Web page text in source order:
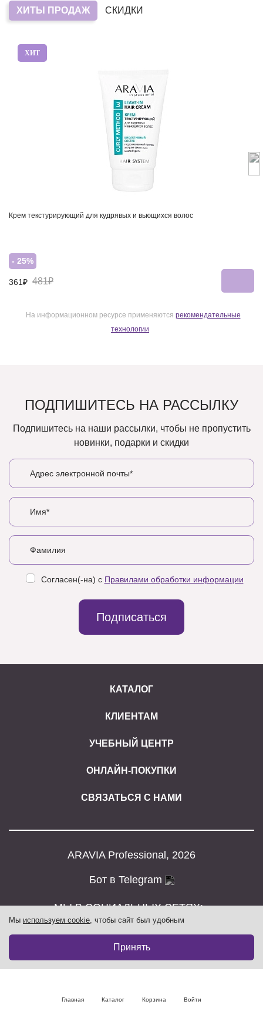
ХИТЫ ПРОДАЖ СКИДКИ
ХИТ
Крем текстурирующий для кудрявых и вьющихся волос
- 25%
361₽ 481₽
На информационном ресурсе применяются рекомендательные
технологии
ПОДПИШИТЕСЬ НА РАССЫЛКУ
Подпишитесь на наши рассылки, чтобы не пропустить
новинки, подарки и скидки
Согласен(-на) с Правилами обработки информации
Подписаться
КАТАЛОГ
КЛИЕНТАМ
УЧЕБНЫЙ ЦЕНТР
ОНЛАЙН-ПОКУПКИ
СВЯЗАТЬСЯ С НАМИ
ARAVIA Professional, 2026
Бот в Telegram
МЫ В СОЦИАЛЬНЫХ СЕТЯХ:
Мы используем cookie, чтобы сайт был удобным
Принять
Главная Каталог Корзина Войти